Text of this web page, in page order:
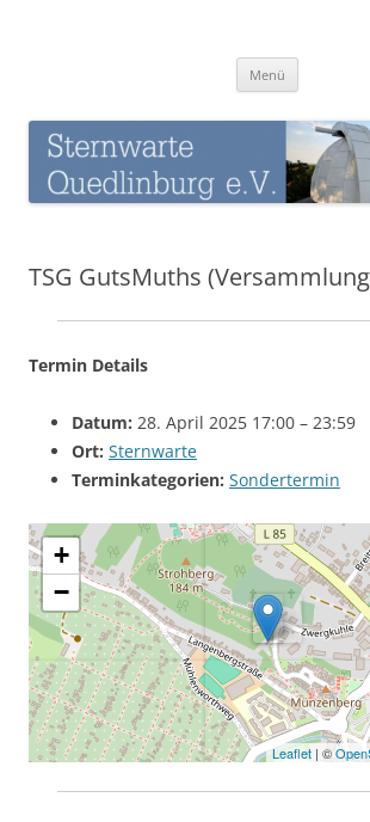
Menü
TSG GutsMuths
Termin Details
Datum: 28. April 2025 17:00 – 23:59
Ort: Sternwarte
Terminkategorien: Sondertermin
+
−
Leaflet | ©